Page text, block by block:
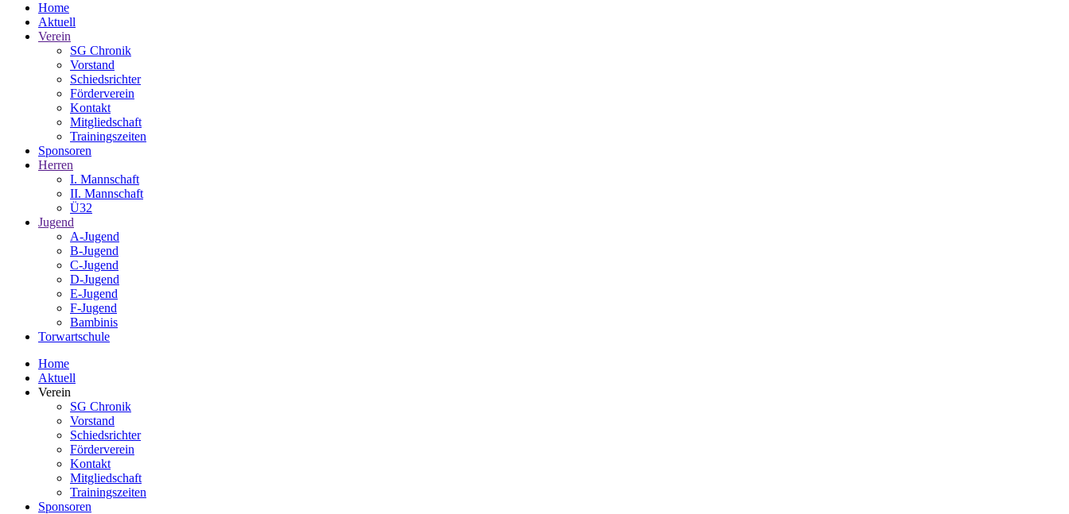
Home
Aktuell
Verein
SG Chronik
Vorstand
Schiedsrichter
Förderverein
Kontakt
Mitgliedschaft
Trainingszeiten
Sponsoren
Herren
I. Mannschaft
II. Mannschaft
Ü32
Jugend
A-Jugend
B-Jugend
C-Jugend
D-Jugend
E-Jugend
F-Jugend
Bambinis
Torwartschule
Home
Aktuell
Verein
SG Chronik
Vorstand
Schiedsrichter
Förderverein
Kontakt
Mitgliedschaft
Trainingszeiten
Sponsoren